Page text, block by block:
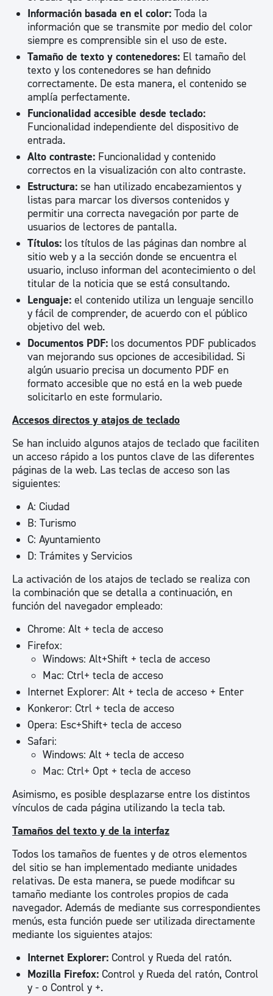
Información basada en el color: Toda la
información que se transmite por medio del color
siempre es comprensible sin el uso de este.
Tamaño de texto y contenedores: El tamaño del
texto y los contenedores se han definido
correctamente. De esta manera, el contenido se
amplía perfectamente.
Funcionalidad accesible desde teclado:
Funcionalidad independiente del dispositivo de
entrada.
Alto contraste: Funcionalidad y contenido
correctos en la visualización con alto contraste.
Estructura: se han utilizado encabezamientos y
listas para marcar los diversos contenidos y
permitir una correcta navegación por parte de
usuarios de lectores de pantalla.
Títulos: los títulos de las páginas dan nombre al
sitio web y a la sección donde se encuentra el
usuario, incluso informan del acontecimiento o del
titular de la noticia que se está consultando.
Lenguaje: el contenido utiliza un lenguaje sencillo
y fácil de comprender, de acuerdo con el público
objetivo del web.
Documentos PDF: los documentos PDF publicados
van mejorando sus opciones de accesibilidad. Si
algún usuario precisa un documento PDF en
formato accesible que no está en la web puede
solicitarlo en este formulario.
Accesos directos y atajos de teclado
Se han incluido algunos atajos de teclado que faciliten
un acceso rápido a los puntos clave de las diferentes
páginas de la web. Las teclas de acceso son las
siguientes:
A: Ciudad
B: Turismo
C: Ayuntamiento
D: Trámites y Servicios
La activación de los atajos de teclado se realiza con
la combinación que se detalla a continuación, en
función del navegador empleado:
Chrome: Alt + tecla de acceso
Firefox:
Windows: Alt+Shift + tecla de acceso
Mac: Ctrl+ tecla de acceso
Internet Explorer: Alt + tecla de acceso + Enter
Konkeror: Ctrl + tecla de acceso
Opera: Esc+Shift+ tecla de acceso
Safari:
Windows: Alt + tecla de acceso
Mac: Ctrl+ Opt + tecla de acceso
Asimismo, es posible desplazarse entre los distintos
vínculos de cada página utilizando la tecla tab.
Tamaños del texto y de la interfaz
Todos los tamaños de fuentes y de otros elementos
del sitio se han implementado mediante unidades
relativas. De esta manera, se puede modificar su
tamaño mediante los controles propios de cada
navegador. Además de mediante sus correspondientes
menús, esta función puede ser utilizada directamente
mediante los siguientes atajos:
Internet Explorer: Control y Rueda del ratón.
Mozilla Firefox: Control y Rueda del ratón, Control
y - o Control y +.